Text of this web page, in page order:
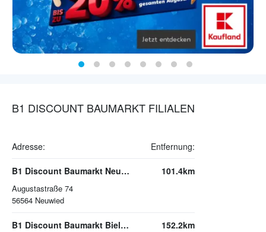
B1 DISCOUNT BAUMARKT FILIALEN
Adresse: Entfernung:
B1 Discount Baumarkt Neuwied
Augustastraße 74
56564 Neuwied
101.4km
B1 Discount Baumarkt Bielefeld-Schildesche 152.2km